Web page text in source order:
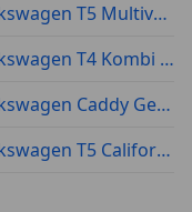
Volkswagen T5 Multivan Gebraucht
Volkswagen T4 Kombi Gebraucht
Volkswagen Caddy Gebraucht
Volkswagen T5 California Gebraucht